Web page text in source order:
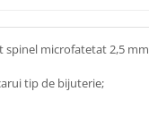
spinel microfatetat 2,5 mm
tip de bijuterie;